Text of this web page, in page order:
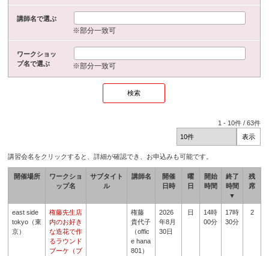
講師名で選ぶ
※部分一致可
ワークショッ
プ名で選ぶ
※部分一致可
1 - 10件 /63件
講習会名をクリックすると、詳細が確認でき、お申込みも可能です。
開催場所
ワークショ
ップ名
サブタイト
ル
講師名
開催
日時
曜
日
開始
時間
終了
時間
▼
残
席
east side
tokyo（東
京）
権藤先生店
内のお好き
な造花で作
るラウンド
ブーケ（ブ
権藤
貴代子
（offic
e hana
801）
2026
年8月
30日
日
14時
00分
17時
30分
2